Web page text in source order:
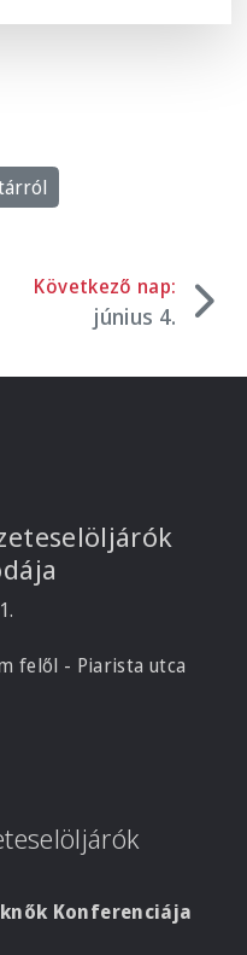
Következő nap:
június 4.
felől - Piarista utca
Konferenciája